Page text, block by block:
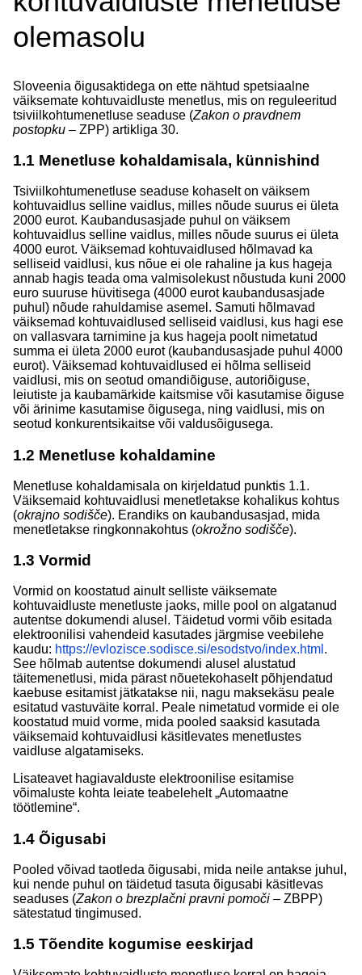
olemasolu
Sloveenia õigusaktidega on ette nähtud spetsiaalne
väiksemate kohtuvaidluste menetlus, mis on reguleeritud
tsiviilkohtumenetluse seaduse (Zakon o pravdnem
postopku – ZPP) artikliga 30.
1.1 Menetluse kohaldamisala, künnishind
Tsiviilkohtumenetluse seaduse kohaselt on väiksem
kohtuvaidlus selline vaidlus, milles nõude suurus ei ületa
2000 eurot. Kaubandusasjade puhul on väiksem
kohtuvaidlus selline vaidlus, milles nõude suurus ei ületa
4000 eurot. Väiksemad kohtuvaidlused hõlmavad ka
selliseid vaidlusi, kus nõue ei ole rahaline ja kus hageja
annab hagis teada oma valmisolekust nõustuda kuni 2000
euro suuruse hüvitisega (4000 eurot kaubandusasjade
puhul) nõude rahuldamise asemel. Samuti hõlmavad
väiksemad kohtuvaidlused selliseid vaidlusi, kus hagi ese
on vallasvara tarnimine ja kus hageja poolt nimetatud
summa ei ületa 2000 eurot (kaubandusasjade puhul 4000
eurot). Väiksemad kohtuvaidlused ei hõlma selliseid
vaidlusi, mis on seotud omandiõiguse, autoriõiguse,
leiutiste ja kaubamärkide kaitsmise või kasutamise õiguse
või ärinime kasutamise õigusega, ning vaidlusi, mis on
seotud konkurentsikaitse või valdusõigusega.
1.2 Menetluse kohaldamine
Menetluse kohaldamisala on kirjeldatud punktis 1.1.
Väiksemaid kohtuvaidlusi menetletakse kohalikus kohtus
(okrajno sodišče). Erandiks on kaubandusasjad, mida
menetletakse ringkonnakohtus (okrožno sodišče).
1.3 Vormid
Vormid on koostatud ainult selliste väiksemate
kohtuvaidluste menetluste jaoks, mille pool on algatanud
autentse dokumendi alusel. Täidetud vormi võib esitada
elektroonilisi vahendeid kasutades järgmise veebilehe
kaudu: https://evlozisce.sodisce.si/esodstvo/index.html .
See hõlmab autentse dokumendi alusel alustatud
täitemenetlusi, mida pärast nõuetekohaselt põhjendatud
kaebuse esitamist jätkatakse nii, nagu maksekäsu peale
esitatud vastuväite korral. Peale nimetatud vormide ei ole
koostatud muid vorme, mida pooled saaksid kasutada
väiksemaid kohtuvaidlusi käsitlevates menetlustes
vaidluse algatamiseks.
Lisateavet hagiavalduste elektroonilise esitamise
võimaluste kohta leiate teabelehelt „Automaatne
töötlemine“.
1.4 Õigusabi
Pooled võivad taotleda õigusabi, mida neile antakse juhul,
kui nende puhul on täidetud tasuta õigusabi käsitlevas
seaduses (Zakon o brezplačni pravni pomoči – ZBPP)
sätestatud tingimused.
1.5 Tõendite kogumise eeskirjad